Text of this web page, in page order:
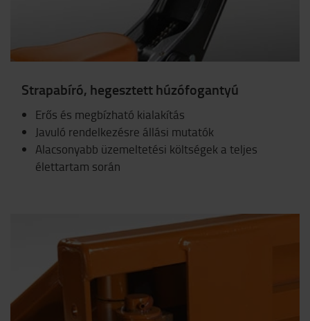
Strapabíró, hegesztett húzófogantyú
Erős és megbízható kialakítás
Javuló rendelkezésre állási mutatók
Alacsonyabb üzemeltetési költségek a teljes
élettartam során